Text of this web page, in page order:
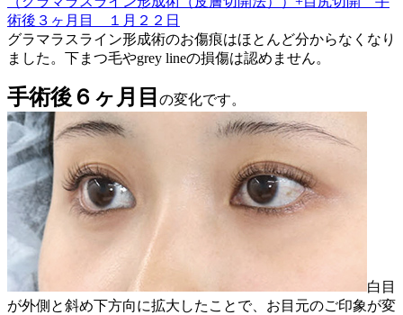
グラマラスライン形成術のお傷痕はほとんど分からなくなり
ました。下まつ毛やgrey lineの損傷は認めません。
手術後６ヶ月目 の変化です。
白目
が外側と斜め下方向に拡大したことで、お目元のご印象が変